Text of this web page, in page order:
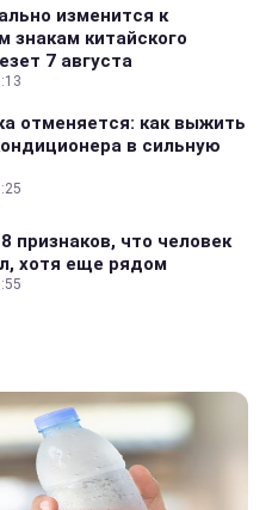
изменится к
знакам китайского
7 августа
отменяется: как выжить
в сильную
признаков, что человек
хотя еще рядом